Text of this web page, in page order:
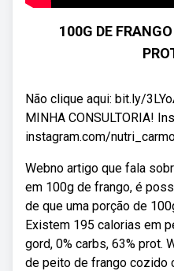
100G DE
Não clique aqui: bit.ly/
MINHA CONSULTORIA!
instagram.com/
Webno artigo que fala
em 100g de frango, é
de que uma porção de
Existem 195 calorias em
gord, 0% carbs, 63% prot.
de peito de frango cozido